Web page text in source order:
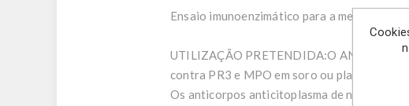
Ensaio imunoenzimático para a medição
UTILIZAÇÃO PRETENDIDA:O ANCA
contra PR3 e MPO em soro ou plasma
Os anticorpos anticitoplasma de